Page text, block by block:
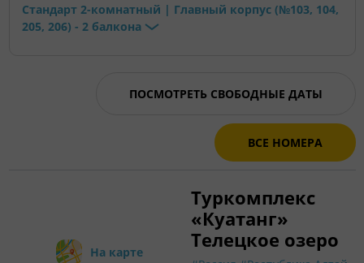
Стандарт 2-комнатный | Главный корпус (№103, 104,
205, 206) - 2 балкона
ПОСМОТРЕТЬ СВОБОДНЫЕ ДАТЫ
ВСЕ НОМЕРА
На карте
Туркомплекс
«Куатанг»
Телецкое озеро